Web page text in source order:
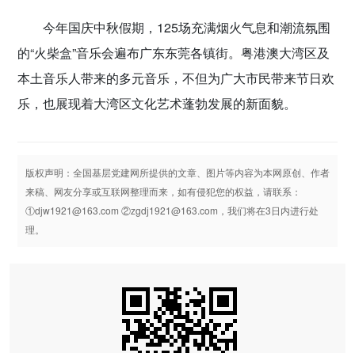
今年国庆中秋假期，125场充满烟火气息和潮流氛围
的“火柴盒”音乐会遍布广东东莞各镇街。粤港澳大湾区及
本土音乐人带来的多元音乐，不但为广大市民带来节日欢
乐，也展现着大湾区文化艺术蓬勃发展的新面貌。
版权声明：全国基层党建网所提供的文章、图片等内容为本网原创、作者
来稿、网友分享或互联网整理而来，如有侵犯您的权益，请联系：
①djw1921@163.com ②zgdj1921@163.com，我们将在3日内进行处
理。